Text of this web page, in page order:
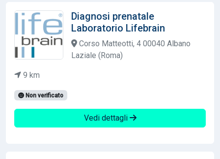
Diagnosi prenatale
Laboratorio Lifebrain
Corso Matteotti, 4 00040 Albano
Laziale (Roma)
9 km
Non verificato
Vedi dettagli